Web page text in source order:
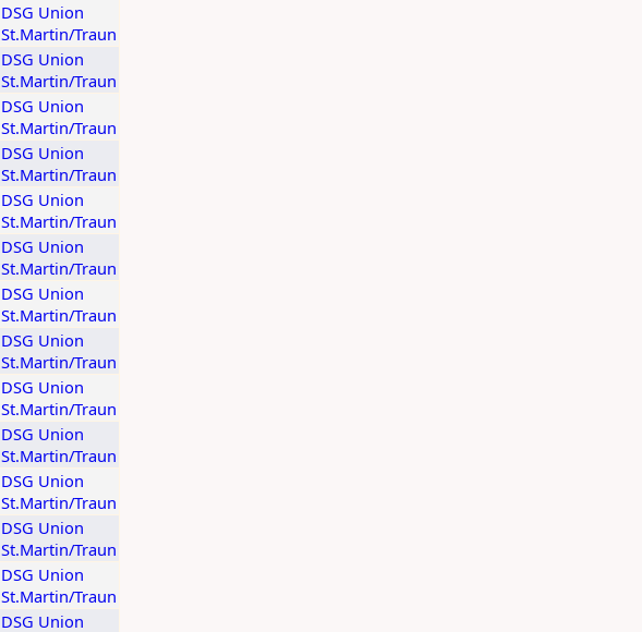
DSG Union
St.Martin/Traun
DSG Union
St.Martin/Traun
DSG Union
St.Martin/Traun
DSG Union
St.Martin/Traun
DSG Union
St.Martin/Traun
DSG Union
St.Martin/Traun
DSG Union
St.Martin/Traun
DSG Union
St.Martin/Traun
DSG Union
St.Martin/Traun
DSG Union
St.Martin/Traun
DSG Union
St.Martin/Traun
DSG Union
St.Martin/Traun
DSG Union
St.Martin/Traun
DSG Union